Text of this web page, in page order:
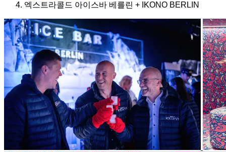
엑스트라콜드 아이스바 베를린 + IKONO BERLIN